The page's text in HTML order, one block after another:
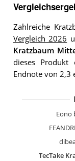
Zahlreiche
Vergleich 2026
Kratzbaum
dieses Produkt
Endnote von 2,3
Eono